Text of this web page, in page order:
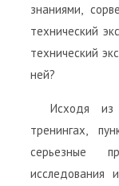
знаниями,
технический
технический
ней?
Исходя
тренингах,
серьезные
исследования